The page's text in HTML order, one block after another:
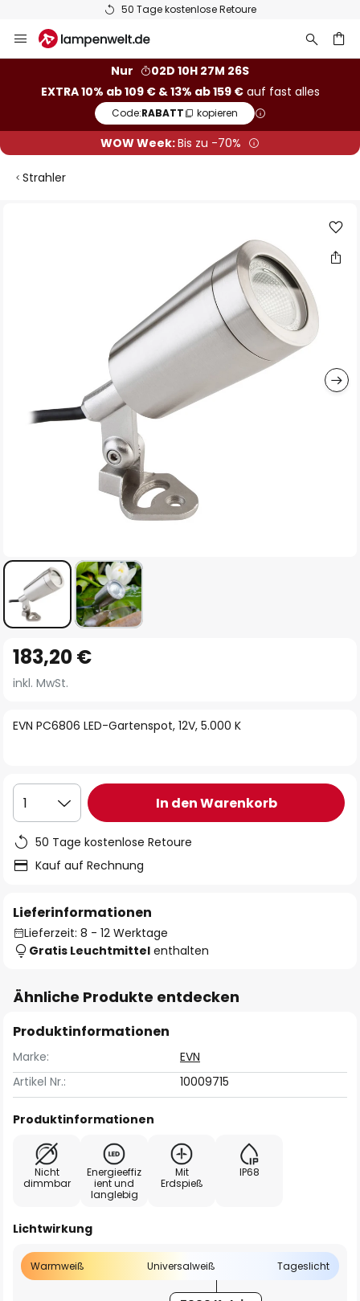
50 Tage kostenlose Retoure
Inhalt
Nur
02D 10H 27M 26S
EXTRA 10% ab 109 € & 13% ab 159 €auf fast alles
Code:RABATT kopieren
WOW Week:Bis zu -70%
Strahler
Anfang
der
springen
EVN PC6806 LED-Gartenspot, 12V, 5.000 K
183,20 €
inkl. MwSt.
1 In den Warenkorb
50 Tage kostenlose Retoure
Kauf auf Rechnung
Lieferinformationen
Lieferzeit: 8 - 12 Werktage
Gratis Leuchtmittel enthalten
Ähnliche Produkte entdecken
Produktinformationen
Marke:
EVN
Artikel Nr.:
10009715
Produktinformationen
Nicht
dimmbar
Energieeffiz
ient und
langlebig
Mit
Erdspieß
IP68
Lichtwirkung
Warmweiß Universalweiß Tageslicht